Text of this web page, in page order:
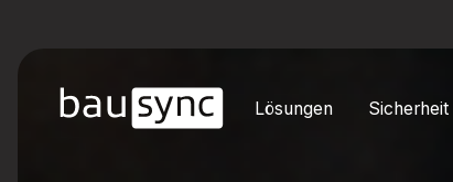
Lösungen Sicherheit